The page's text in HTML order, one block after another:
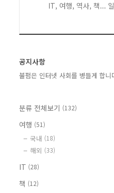
IT, 여행, 역사, 책...
공지사항
불펌은 인터넷 사회를 병들게 합니
분류 전체보기 (132)
여행 (51)
국내 (18)
해외 (33)
IT (28)
책 (12)